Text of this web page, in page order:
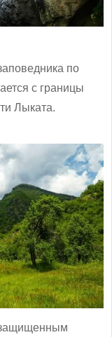
по
с границы
Лыката.